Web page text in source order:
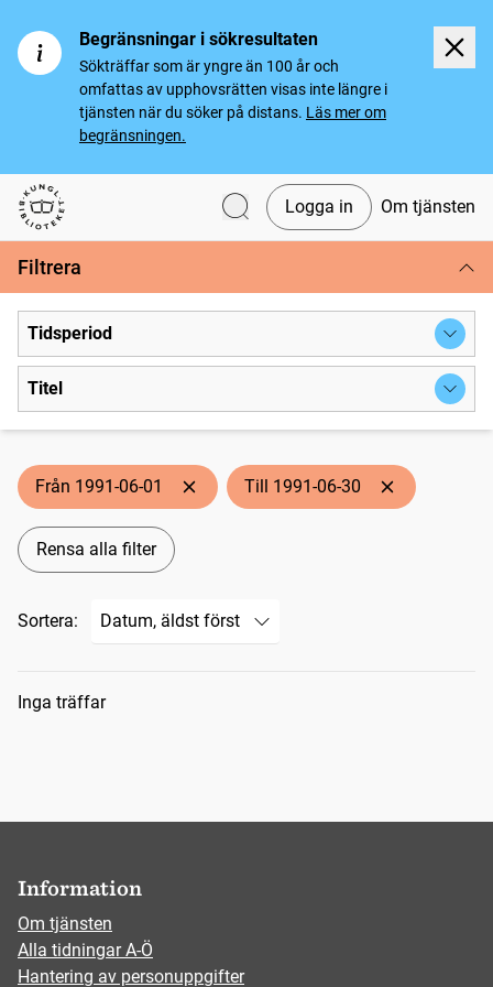
Begränsningar i sökresultaten
Sökträffar som är yngre än 100 år och
omfattas av upphovsrätten visas inte längre i
tjänsten när du söker på distans. Läs mer om
begränsningen.
Svenska tidningar
Logga in Om tjänsten
Filtrera
Tidsperiod
Titel
Från 1991-06-01 Till 1991-06-30
Rensa alla filter
Sortera:
Sökresultat
Inga träffar
Information
Om tjänsten
Alla tidningar A-Ö
Hantering av personuppgifter